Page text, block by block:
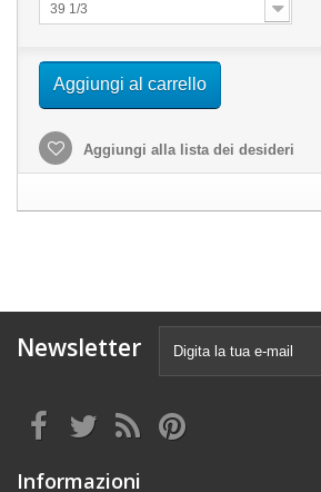
39 1/3
Aggiungi al carrello
Aggiungi alla lista dei desideri
Newsletter
Informazioni